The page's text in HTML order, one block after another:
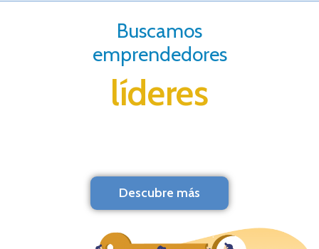
Buscamos
emprendedores
líderes
Descubre más